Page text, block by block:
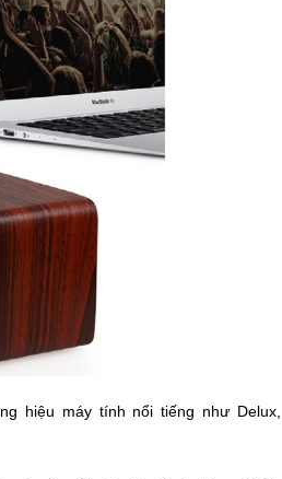
hiệu máy tính nổi tiếng như Delux,